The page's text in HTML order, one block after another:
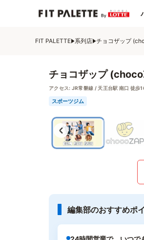
FIT PALETTE 系列店 チョコザップ
チョコザップ
アクセス: JR常磐線 / 天王台駅 南口 徒歩
スポーツジム
編集部のおすすめポ